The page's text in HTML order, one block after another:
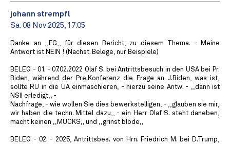
johann strempfl
Sa. 08 Nov 2025, 17:05
Danke an ,,FG,, für diesen Bericht, zu diesem Thema. - Meine
Antwort ist NEIN ! (Nachst. Belege, nur Beispiele)
BELEG - 01. - 07.02.2022 Olaf S. bei Antrittsbesuch in den USA bei Pr.
Biden, während der Pre.Konferenz die Frage an J.Biden, was ist,
sollte RU in die UA einmaschieren, - hierzu seine Antw. - ,,dann ist
NSII erledigt,, -
Nachfrage, - wie wollen Sie dies bewerkstelligen, - ,,glauben sie mir,
wir haben die techn. Mittel dazu,, - ein Herr Olaf S. steht daneben,
macht keinen ,,MUCKS,, und ,,grinst blöde,,
BELEG - 02. - 2025, Antrittsbes. von Hrn. Friedrich M. bei D.Trump,